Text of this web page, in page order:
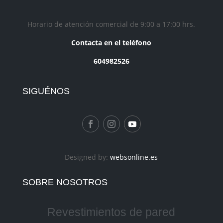
Horario de atención comercial de 9:00 a 17:00 hrs.
Contacta en el teléfono
604982526
SIGUÉNOS
Designed by:websonline.es
SOBRE NOSOTROS
Revestimientos de pared